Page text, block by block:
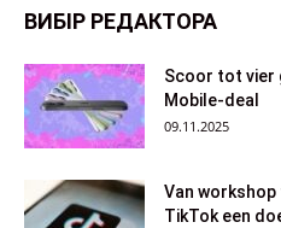
ВИБІР РЕДАКТОРА
Scoor tot vier
Mobile-deal
09.11.2025
Van
TikTok een